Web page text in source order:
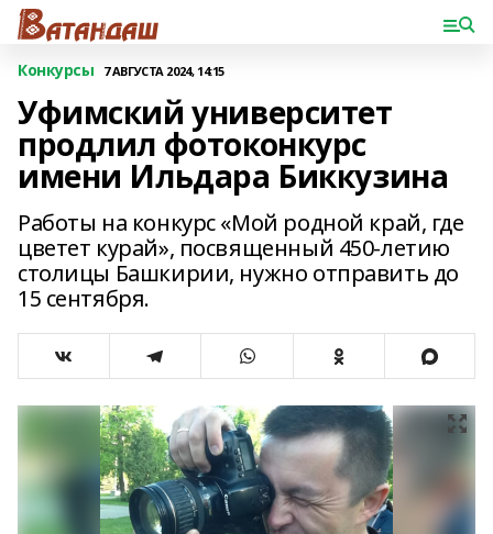
Конкурсы 7 АВГУСТА 2024, 14:15
Уфимский университет
продлил фотоконкурс
имени Ильдара Биккузина
Работы на конкурс «Мой родной край, где
цветет курай», посвященный 450-летию
столицы Башкирии, нужно отправить до
15 сентября.